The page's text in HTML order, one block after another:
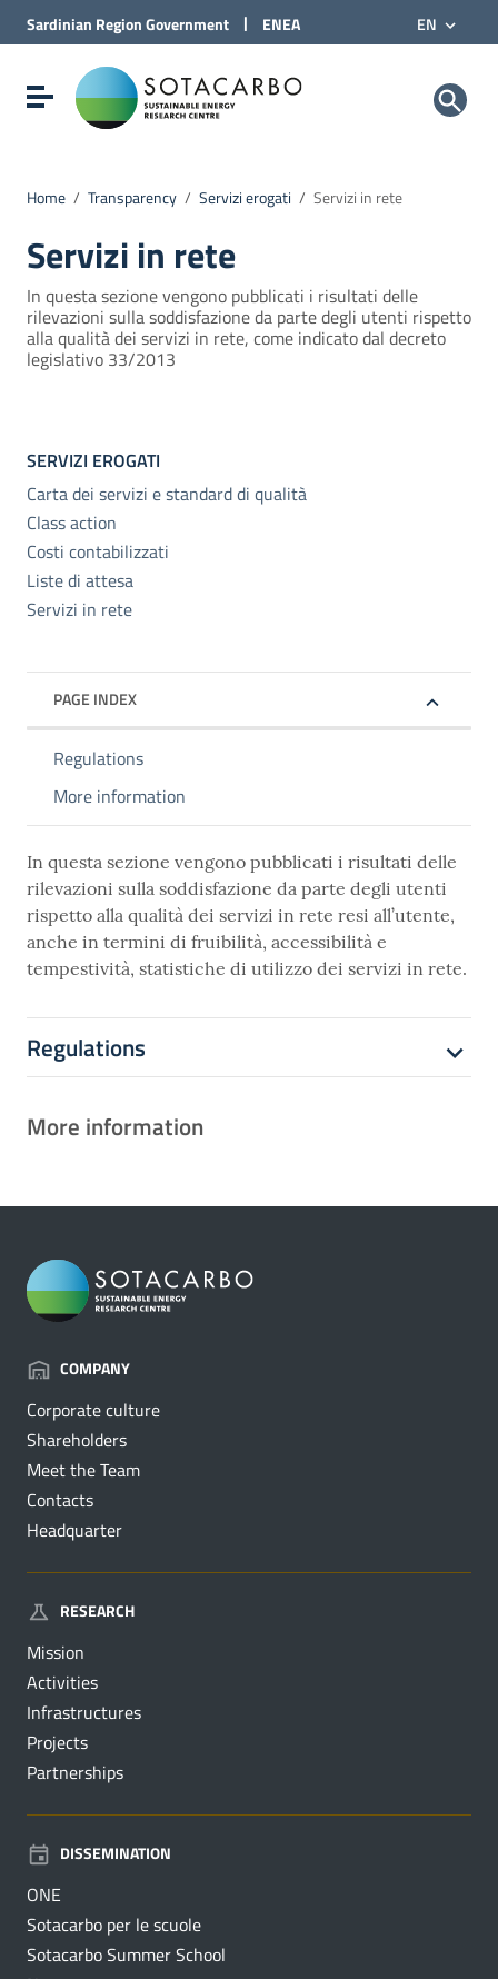
Go to site navigation
Go to Footer
Sardinian RegionGovernment | ENEA EN
Show/hide navigation menu Sotacarbo SpA
Home / Transparency / Servizi erogati / Servizi in rete
Servizi in rete
In questa sezione vengono pubblicati i risultati delle
rilevazioni sulla soddisfazione da parte degli utenti rispetto
alla qualità dei servizi in rete, come indicato dal decreto
legislativo 33/2013
SERVIZI EROGATI
Carta dei servizi e standard di qualità
Class action
Costi contabilizzati
Liste di attesa
Servizi in rete
PAGE INDEX
Regulations
More information
In questa sezione vengono pubblicati i risultati delle
rilevazioni sulla soddisfazione da parte degli utenti
rispetto alla qualità dei servizi in rete resi all’utente,
anche in termini di fruibilità, accessibilità e
tempestività, statistiche di utilizzo dei servizi in rete.
Regulations
More information
COMPANY
Corporate culture
Shareholders
Meet the Team
Contacts
Headquarter
RESEARCH
Mission
Activities
Infrastructures
Projects
Partnerships
DISSEMINATION
ONE
Sotacarbo per le scuole
Sotacarbo Summer School